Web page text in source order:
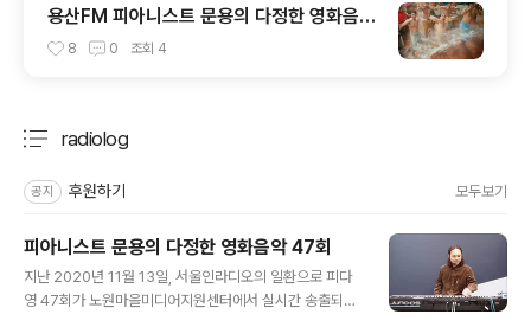
용산FM 피아니스트 문용의 다정한 영화음악
4회
8 0 조회 4
radiolog
공지 후원하기 모두보기
피아니스트 문용의 다정한 영화음악 47회
지난 2020년 11월 13일, 서울인라디오의 일환으로 피다
영 47회가 노원마을미디어지원센터에서 실시간 송출되었